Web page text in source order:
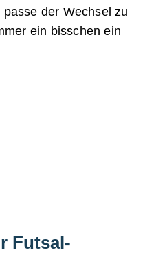
der Wechsel zu
ein bisschen ein
Futsal-